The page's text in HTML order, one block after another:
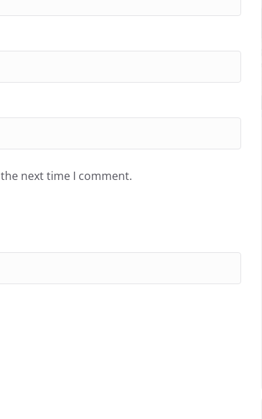
next time I comment.